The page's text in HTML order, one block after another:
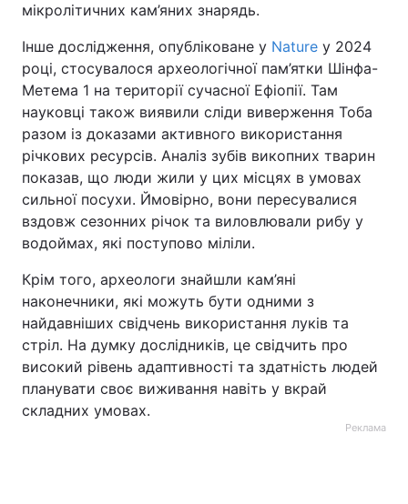
мікролітичних кам’яних знарядь.
Інше дослідження, опубліковане у Nature у 2024
році, стосувалося археологічної пам’ятки Шінфа-
Метема 1 на території сучасної Ефіопії. Там
науковці також виявили сліди виверження Тоба
разом із доказами активного використання
річкових ресурсів. Аналіз зубів викопних тварин
показав, що люди жили у цих місцях в умовах
сильної посухи. Ймовірно, вони пересувалися
вздовж сезонних річок та виловлювали рибу у
водоймах, які поступово міліли.
Крім того, археологи знайшли кам’яні
наконечники, які можуть бути одними з
найдавніших свідчень використання луків та
стріл. На думку дослідників, це свідчить про
високий рівень адаптивності та здатність людей
планувати своє виживання навіть у вкрай
складних умовах.
Реклама